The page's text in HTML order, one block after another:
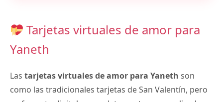
Tarjetas virtuales de amor para
Yaneth
Las tarjetas virtuales de amor para Yaneth son
como las tradicionales tarjetas de San Valentín, pero